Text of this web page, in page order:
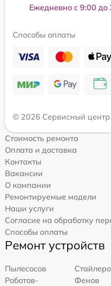
Ежедневно с 9:00 до
Способы оплаты
© 2026 Сервисный центр
Стоимость ремонта
Оплата и доставка
Контакты
Вакансии
О компании
Ремонтируемые модели
Наши услуги
Согласие на обработку
Способы оплаты
Ремонт устройств
Пылесосов
Роботов-
Фенов